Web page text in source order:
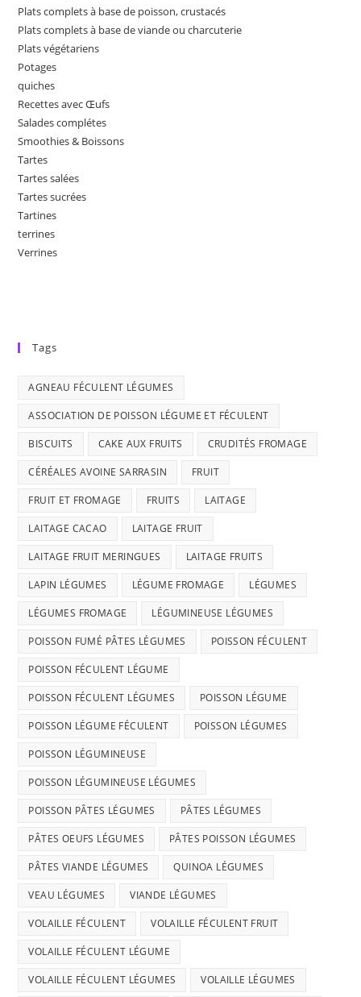
Plats complets à base de poisson, crustacés
Plats complets à base de viande ou charcuterie
Plats végétariens
Potages
quiches
Recettes avec Œufs
Salades complétes
Smoothies & Boissons
Tartes
Tartes salées
Tartes sucrées
Tartines
terrines
Verrines
Tags
AGNEAU FÉCULENT LÉGUMES
ASSOCIATION DE POISSON LÉGUME ET FÉCULENT
BISCUITS CAKE AUX FRUITS CRUDITÉS FROMAGE
CÉRÉALES AVOINE SARRASIN FRUIT
FRUIT ET FROMAGE FRUITS LAITAGE
LAITAGE CACAO LAITAGE FRUIT
LAITAGE FRUIT MERINGUES LAITAGE FRUITS
LAPIN LÉGUMES LÉGUME FROMAGE LÉGUMES
LÉGUMES FROMAGE LÉGUMINEUSE LÉGUMES
POISSON FUMÉ PÂTES LÉGUMES POISSON FÉCULENT
POISSON FÉCULENT LÉGUME
POISSON FÉCULENT LÉGUMES POISSON LÉGUME
POISSON LÉGUME FÉCULENT POISSON LÉGUMES
POISSON LÉGUMINEUSE
POISSON LÉGUMINEUSE LÉGUMES
POISSON PÂTES LÉGUMES PÂTES LÉGUMES
PÂTES OEUFS LÉGUMES PÂTES POISSON LÉGUMES
PÂTES VIANDE LÉGUMES QUINOA LÉGUMES
VEAU LÉGUMES VIANDE LÉGUMES
VOLAILLE FÉCULENT VOLAILLE FÉCULENT FRUIT
VOLAILLE FÉCULENT LÉGUME
VOLAILLE FÉCULENT LÉGUMES VOLAILLE LÉGUMES